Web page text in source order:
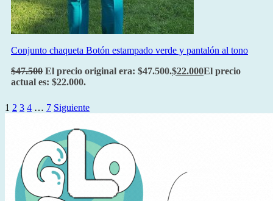
Conjunto chaqueta Botón estampado verde y pantalón al tono
$47.500 El precio original era: $47.500.$22.000El precio
actual es: $22.000.
1 2 3 4 … 7 Siguiente